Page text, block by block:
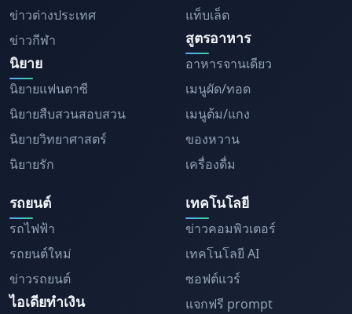
ข่าวต่างประเทศ
ข่าวกีฬา
นิยาย
นิยายแฟนตาซี
นิยายสืบสวนสอบสวน
นิยายวิทยาศาสตร์
นิยายรัก
แท็บเล็ต
สูตรอาหาร
อาหารจานเดียว
เมนูผัด/ทอด
เมนูต้ม/แกง
ของหวาน
เครื่องดื่ม
รถยนต์
รถไฟฟ้า
รถยนต์ใหม่
ข่าวรถยนต์
ไอเดียทำเงิน
เทคโนโลยี
ข่าวคอมพิวเตอร์
เทคโนโลยี AI
ซอฟต์แวร์
แจกฟรี prompt